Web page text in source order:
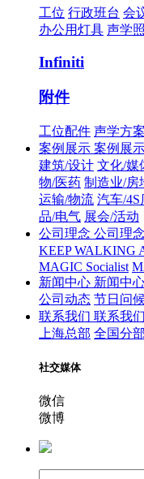
工位 行政班台 会
办公用灯具 声学
Infiniti
附件
工位配件 声学方案
案例展示 案例展
建筑/设计 文化/媒
物/医药 制造业/房
运输/物流 汽车/4S
品/电气 展会/活动
公司理念 公司理念
KEEP WALKING
MAGIC Socialist
新闻中心 新闻中
公司动态 节日问
联系我们 联系我们
上海总部 全国分部
社交媒体
微信
微博